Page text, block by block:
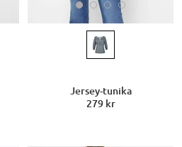
Jersey-tunika
279 kr